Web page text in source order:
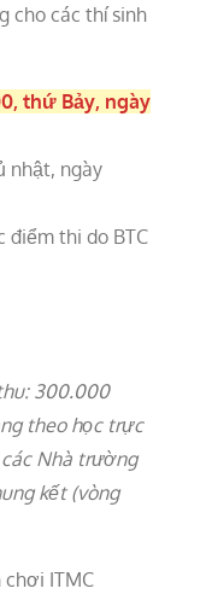
cho các thí sinh
thứ Bảy, ngày
nhật, ngày
thi do BTC
300.000
theo học trực
Nhà trường
kết (vòng
ITMC